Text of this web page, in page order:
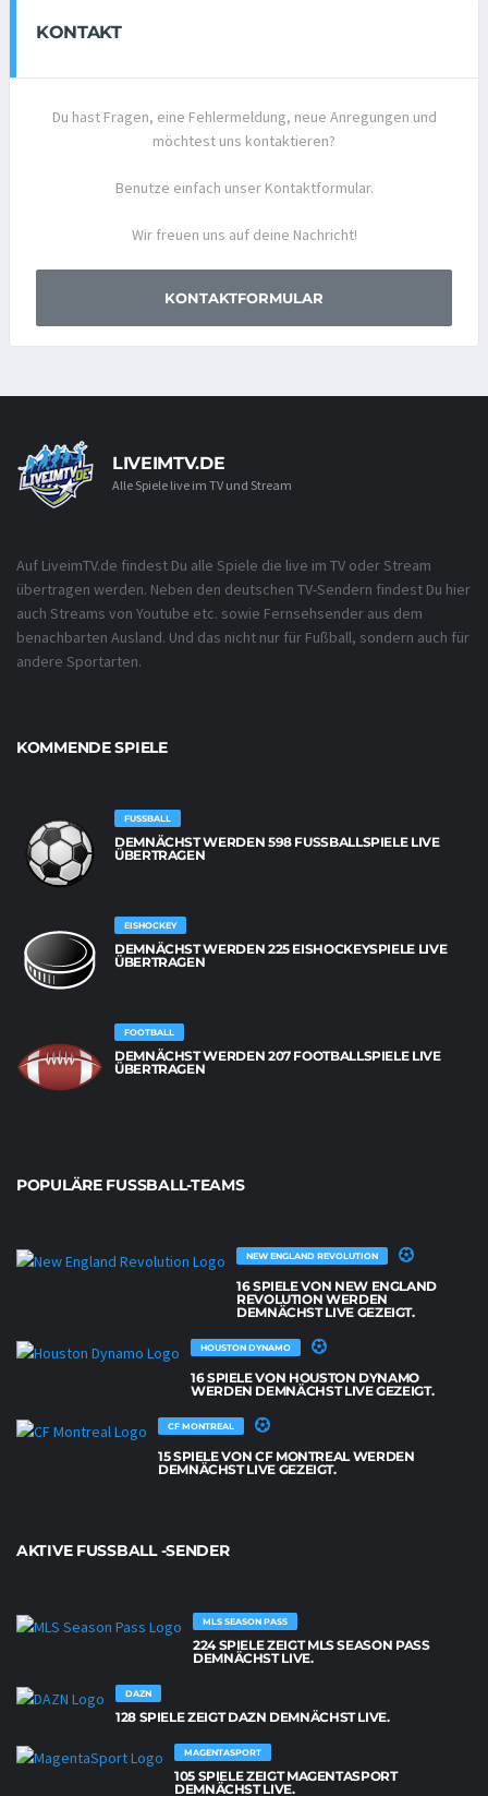
KONTAKT
Du hast Fragen, eine Fehlermeldung, neue Anregungen und
möchtest uns kontaktieren?
Benutze einfach unser Kontaktformular.
Wir freuen uns auf deine Nachricht!
KONTAKTFORMULAR
LIVEIMTV.DE
Alle Spiele live im TV und Stream
Auf LiveimTV.de findest Du alle Spiele die live im TV oder Stream
übertragen werden. Neben den deutschen TV-Sendern findest Du hier
auch Streams von Youtube etc. sowie Fernsehsender aus dem
benachbarten Ausland. Und das nicht nur für Fußball, sondern auch für
andere Sportarten.
KOMMENDE SPIELE
FUSSBALL
DEMNÄCHST WERDEN 598 FUSSBALLSPIELE LIVE Ü
BERTRAGEN
EISHOCKEY
DEMNÄCHST WERDEN 225 EISHOCKEYSPIELE LIVE
ÜBERTRAGEN
FOOTBALL
DEMNÄCHST WERDEN 207 FOOTBALLSPIELE LIVE
ÜBERTRAGEN
POPULÄRE FUSSBALL-TEAMS
NEW ENGLAND REVOLUTION
16 SPIELE VON NEW ENGLAND
REVOLUTION WERDEN
DEMNÄCHST LIVE GEZEIGT.
HOUSTON DYNAMO
16 SPIELE VON HOUSTON DYNAMO
WERDEN DEMNÄCHST LIVE GEZEIGT.
CF MONTREAL
15 SPIELE VON CF MONTREAL WERDEN
DEMNÄCHST LIVE GEZEIGT.
AKTIVE FUSSBALL -SENDER
MLS SEASON PASS
224 SPIELE ZEIGT MLS SEASON PASS
DEMNÄCHST LIVE.
DAZN
128 SPIELE ZEIGT DAZN DEMNÄCHST LIVE.
MAGENTASPORT
105 SPIELE ZEIGT MAGENTASPORT
DEMNÄCHST LIVE.